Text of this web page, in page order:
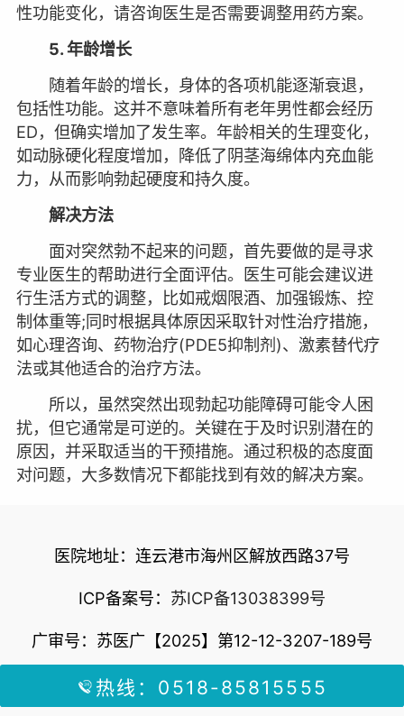
性功能变化，请咨询医生是否需要调整用药方案。
5. 年龄增长
随着年龄的增长，身体的各项机能逐渐衰退，
包括性功能。这并不意味着所有老年男性都会经历
ED，但确实增加了发生率。年龄相关的生理变化，
如动脉硬化程度增加，降低了阴茎海绵体内充血能
力，从而影响勃起硬度和持久度。
解决方法
面对突然勃不起来的问题，首先要做的是寻求
专业医生的帮助进行全面评估。医生可能会建议进
行生活方式的调整，比如戒烟限酒、加强锻炼、控
制体重等;同时根据具体原因采取针对性治疗措施，
如心理咨询、药物治疗(PDE5抑制剂)、激素替代疗
法或其他适合的治疗方法。
所以，虽然突然出现勃起功能障碍可能令人困
扰，但它通常是可逆的。关键在于及时识别潜在的
原因，并采取适当的干预措施。通过积极的态度面
对问题，大多数情况下都能找到有效的解决方案。
医院地址：连云港市海州区解放西路37号
ICP备案号： 苏ICP备13038399号
广审号：苏医广【2025】第12-12-3207-189号
热线：0518-85815555